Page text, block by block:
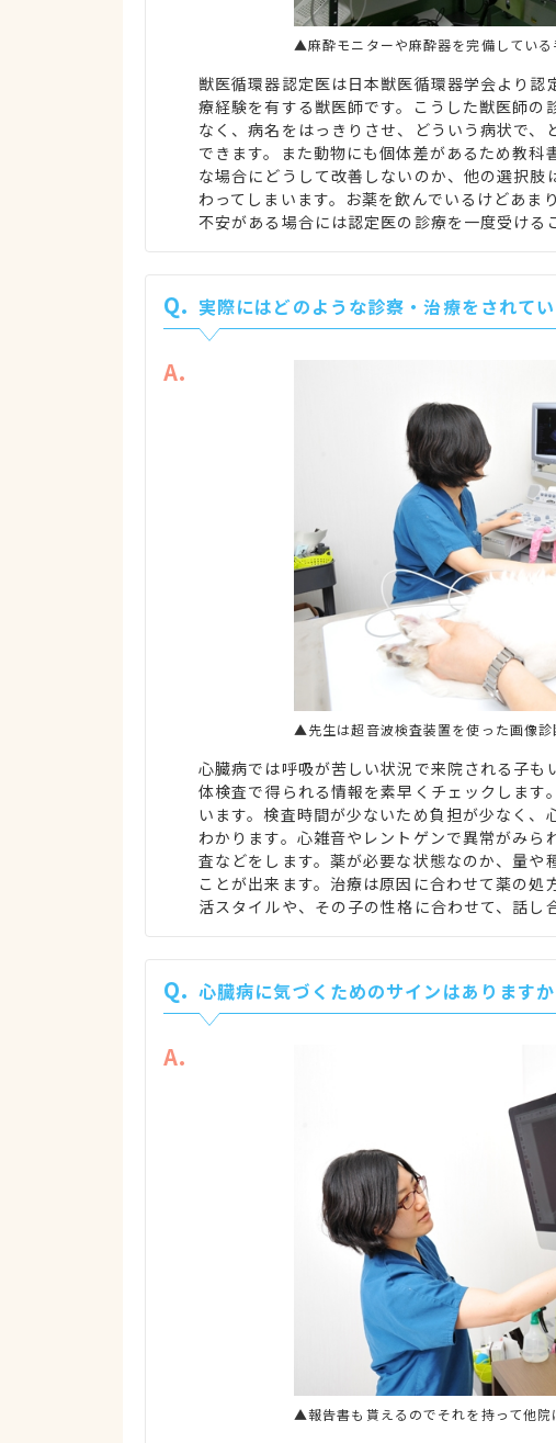
▲麻酔モニターや麻酔器を完備してい
獣医循環器認定医は日本獣医循環器学会より
療経験を有する獣医師です。こうした獣医師
なく、病名をはっきりさせ、どういう病状で
できます。また動物にも個体差があるため教科
な場合にどうして改善しないのか、他の選択
わってしまいます。お薬を飲んでいるけどあま
不安がある場合には認定医の診療を一度受ける
Q. 実際にはどのような診察・治療をされて
A.
▲先生は超音波検査装置を使った画像診
心臓病では呼吸が苦しい状況で来院される子
体検査で得られる情報を素早くチェックしま
います。検査時間が少ないため負担が少なく
わかります。心雑音やレントゲンで異常がみ
査などをします。薬が必要な状態なのか、量や
ことが出来ます。治療は原因に合わせて薬の
活スタイルや、その子の性格に合わせて、話し
Q. 心臓病に気づくためのサインはありますか
A.
▲報告書も貰えるのでそれを持って他院